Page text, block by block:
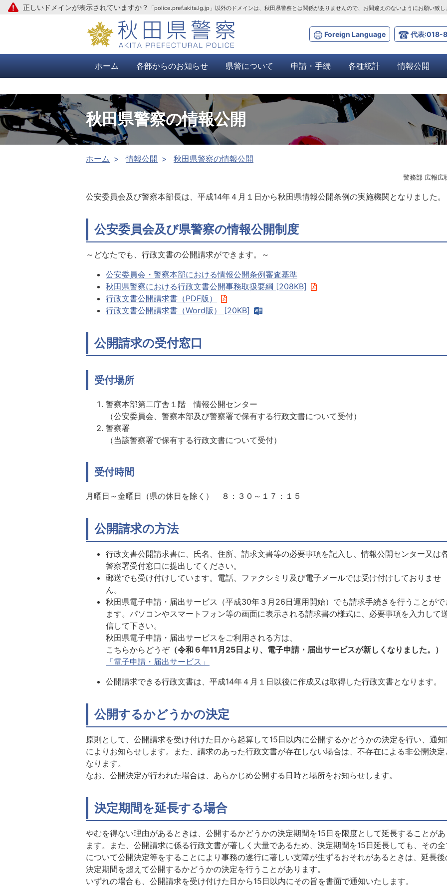
本文へ
Foreign Language 代表:018-
正しいドメインが表示されていますか？ 「police.pref.akita.lg.jp」以外のドメインは、秋田県警察とは関係がありませんので、お間違えのないようにお願い致し
ホーム 各部からのお知らせ 県警について 申請・手続 各種統計 情報公開
秋田県警察の情報公開
ホーム 情報公開 秋田県警察の情報公開
警務部 広報広
公安委員会及び警察本部長は、平成14年４月１日から秋田県情報公開条例の実施機関となりました。
公安委員会及び県警察の情報公開制度
～どなたでも、行政文書の公開請求ができます。～
公安委員会・警察本部における情報公開条例審査基準
秋田県警察における行政文書公開事務取扱要綱 [208KB]
行政文書公開請求書（PDF版）
行政文書公開請求書（Word版） [20KB]
公開請求の受付窓口
受付場所
警察本部第二庁舎１階 情報公開センター
（公安委員会、警察本部及び警察署で保有する行政文書について受付）
警察署
（当該警察署で保有する行政文書について受付）
受付時間
月曜日～金曜日（県の休日を除く） ８：３０～１７：１５
公開請求の方法
行政文書公開請求書に、氏名、住所、請求文書等の必要事項を記入し、情報公開センター又は
警察署受付窓口に提出してください。
郵送でも受け付けしています。電話、ファクシミリ及び電子メールでは受け付けしておりませ
ん。
秋田県電子申請・届出サービス（平成30年３月26日運用開始）でも請求手続きを行うことがで
ます。パソコンやスマートフォン等の画面に表示される請求書の様式に、必要事項を入力して
信して下さい。
秋田県電子申請・届出サービスをご利用される方は、
こちらからどうぞ（令和６年11月25日より、電子申請・届出サービスが新しくなりました。）
「電子申請・届出サービス」
公開請求できる行政文書は、平成14年４月１日以後に作成又は取得した行政文書となります。
公開するかどうかの決定
原則として、公開請求を受け付けた日から起算して15日以内に公開するかどうかの決定を行い、通
によりお知らせします。また、請求のあった行政文書が存在しない場合は、不存在による非公開決定
なります。
なお、公開決定が行われた場合は、あらかじめ公開する日時と場所をお知らせします。
決定期間を延長する場合
やむを得ない理由があるときは、公開するかどうかの決定期間を15日を限度として延長することがあ
ます。また、公開請求に係る行政文書が著しく大量であるため、決定期間を15日延長しても、その全
について公開決定等をすることにより事務の遂行に著しい支障が生ずるおそれがあるときは、延長後
決定期間を超えて公開するかどうかの決定を行うことがあります。
いずれの場合も、公開請求を受け付けた日から15日以内にその旨を書面で通知いたします。